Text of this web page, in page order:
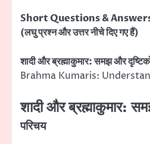
Short Questions &
(लघु प्रश्न और उत्तर नीचे दिए गए हैं)
शादी और ब्रह्माकुमार: समझ और
Brahma Kumaris:
शादी और ब्रह्माकुमार:
परिचय